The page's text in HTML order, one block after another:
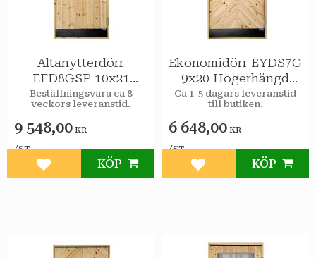
Altanytterdörr
EFD8GSP 10x21
Högerhängd STAR
Varmförråd Klarglas
spröjs
Beställningsvara ca 8
veckors leveranstid.
9 548,00 KR
/ST
Lägg till i favoriter
KÖP
Ekonomidörr EYDS7G
9x20 Högerhängd
STAR Varmförråd
Sport 2-glas
Ca 1-5 dagars leveranstid
till butiken.
6 648,00 KR
/ST
Lägg till i favoriter
KÖP